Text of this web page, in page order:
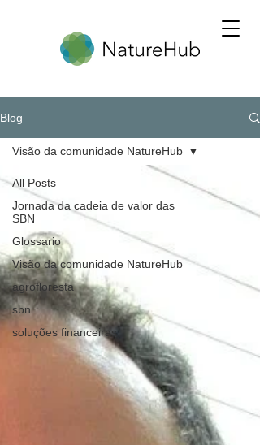
Blog
All Posts
Jornada da cadeia de valor das
SBN
Glossario
Visão da comunidade NatureHub
agrofloresta
sbn
soluções financeiras
Visão da comunidade NatureHub